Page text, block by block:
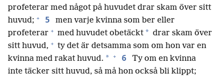
profeterar med något på huvudet drar skam över sitt
huvud; + 5
men varje kvinna som ber eller
profeterar + med huvudet obetäckt * drar skam över
sitt huvud, + ty det är detsamma som om hon var en
kvinna med rakat huvud. * + 6
Ty om en kvinna
inte täcker sitt huvud, så må hon också bli klippt;